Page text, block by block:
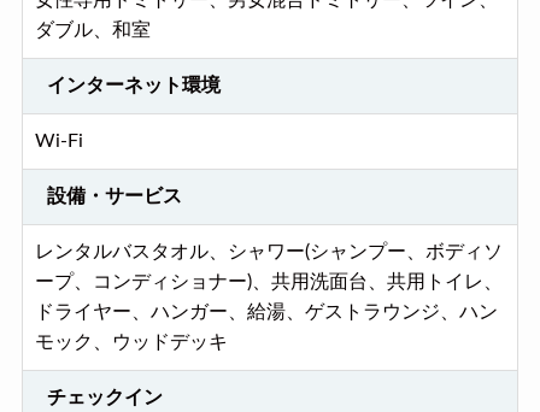
ダブル、和室
インターネット環境
Wi-Fi
設備・サービス
レンタルバスタオル、シャワー(シャンプー、ボディソ
ープ、コンディショナー)、共用洗面台、共用トイレ、
ドライヤー、ハンガー、給湯、ゲストラウンジ、ハン
モック、ウッドデッキ
チェックイン